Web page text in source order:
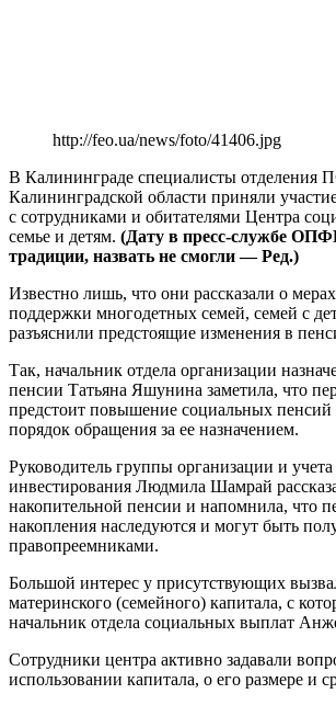
http://feo.ua/news/foto/41406.jpg
В Калининграде специалисты отделения
Калининградской области приняли
с сотрудниками и обитателями Центра
семье и детям. (Дату в пресс-службе
традиции, назвать не смогли — Ред.)
Известно лишь, что они рассказали о
поддержки многодетных семей, семей с
разъяснили предстоящие изменения в
Так, начальник отдела организации
пенсии Татьяна Яшунина заметила, что
предстоит повышение социальных пенсий
порядок обращения за ее назначением.
Руководитель группы организации и учета
инвестирования Людмила Шамрай
накопительной пенсии и напомнила, что
накопления наследуются и могут быть
правопреемниками.
Большой интерес у присутствующих
материнского (семейного) капитала, с
начальник отдела социальных выплат
Сотрудники центра активно задавали
использовании капитала, о его размере и